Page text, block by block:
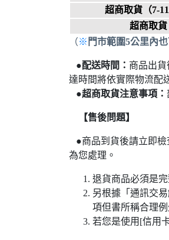
超商取貨（7-
超商取貨
（※ 門市範圍5公里內
●配送時間： 商品出
達時間將依實際物流配
●超商取貨注意事項：
【售後問題】
●商品到貨後請立即
為您處理。
退貨商品必須是
另根據「通訊交
項但書所稱合理
若您是使用[信用